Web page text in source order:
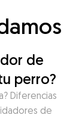
de
perro?
Diferencias
de